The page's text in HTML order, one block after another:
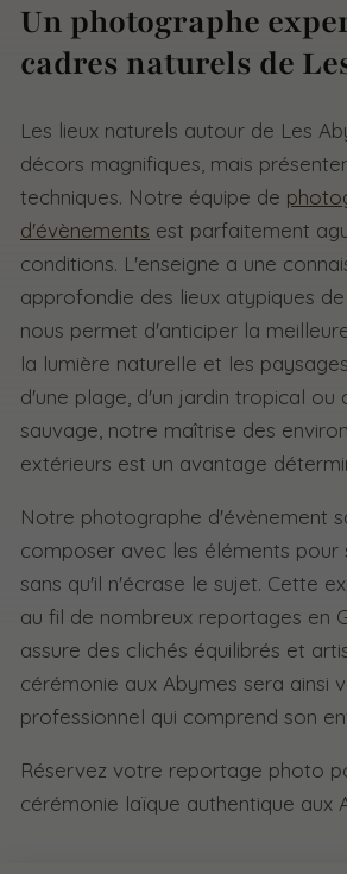
Un photographe
cadres naturels de
Les lieux naturels autour de Les
décors magnifiques, mais
techniques. Notre équipe de
d'évènements est parfaitement
conditions. L'enseigne a une
approfondie des lieux atypiques
nous permet d'anticiper la
la lumière naturelle et les
d'une plage, d'un jardin tropical ou
sauvage, notre maîtrise des
extérieurs est un avantage
Notre photographe d'évènement
composer avec les éléments pour
sans qu'il n'écrase le sujet. Cette
au fil de nombreux reportages en
assure des clichés équilibrés et
cérémonie aux Abymes sera ainsi
professionnel qui comprend son
Réservez votre reportage photo
cérémonie laïque authentique aux